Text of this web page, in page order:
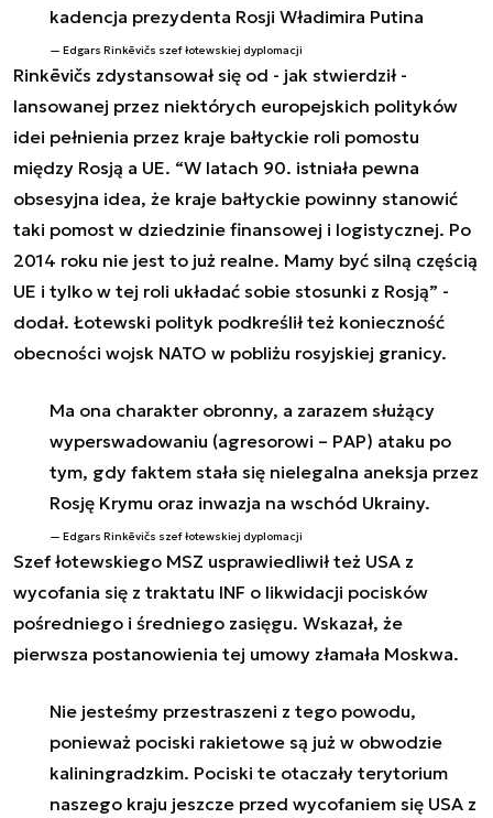
kadencja prezydenta Rosji Władimira Putina
Edgars Rinkēvičs szef łotewskiej dyplomacji
Rinkēvičs zdystansował się od - jak stwierdził -
lansowanej przez niektórych europejskich polityków
idei pełnienia przez kraje bałtyckie roli pomostu
między Rosją a UE. “W latach 90. istniała pewna
obsesyjna idea, że kraje bałtyckie powinny stanowić
taki pomost w dziedzinie finansowej i logistycznej. Po
2014 roku nie jest to już realne. Mamy być silną częścią
UE i tylko w tej roli układać sobie stosunki z Rosją” -
dodał. Łotewski polityk podkreślił też konieczność
obecności wojsk NATO w pobliżu rosyjskiej granicy.
Ma ona charakter obronny, a zarazem służący
wyperswadowaniu (agresorowi – PAP) ataku po
tym, gdy faktem stała się nielegalna aneksja przez
Rosję Krymu oraz inwazja na wschód Ukrainy.
Edgars Rinkēvičs szef łotewskiej dyplomacji
Szef łotewskiego MSZ usprawiedliwił też USA z
wycofania się z traktatu INF o likwidacji pocisków
pośredniego i średniego zasięgu. Wskazał, że
pierwsza postanowienia tej umowy złamała Moskwa.
Nie jesteśmy przestraszeni z tego powodu,
ponieważ pociski rakietowe są już w obwodzie
kaliningradzkim. Pociski te otaczały terytorium
naszego kraju jeszcze przed wycofaniem się USA z